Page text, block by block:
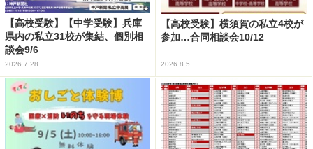
【高校受験】【中学受験】兵庫
県内の私立31校が集結、個別相
談会9/6
2026.7.28
【高校受験】横須賀の私立4校が
参加…合同相談会10/12
2026.8.5